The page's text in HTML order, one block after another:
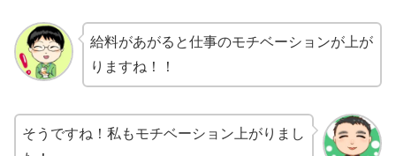
給料があがると仕事のモチベーションが上が
りますね！！
そうですね！私もモチベーション上がりまし